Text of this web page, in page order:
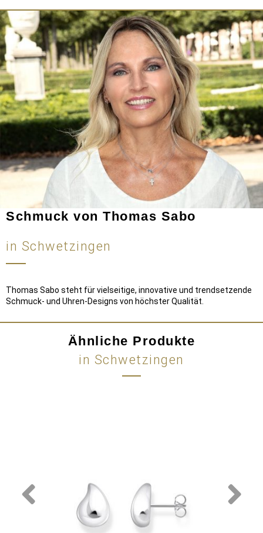
Schmuck von Thomas Sabo
in Schwetzingen
Thomas Sabo steht für vielseitige, innovative und trendsetzende
Schmuck- und Uhren-Designs von höchster Qualität.
Ähnliche Produkte
in Schwetzingen